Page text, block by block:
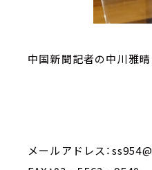
中国新聞記者の中川雅
メールアドレス：